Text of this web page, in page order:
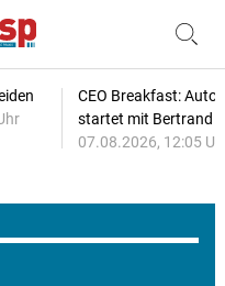
CEO Breakfast:
startet mit Bertrand
07.08.2026, 12:05